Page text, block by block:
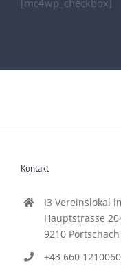
Kontakt
I3 Vereinslokal
Hauptstrasse
9210 Pörtschach
+43 660 1210060